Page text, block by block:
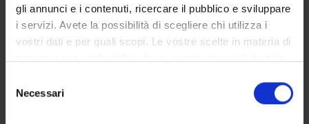
gli annunci e i contenuti, ricercare il pubblico e sviluppare
i servizi. Avete la possibilità di scegliere chi utilizza i
vostri dati e per quali scopi. Le vostre scelte in materia di
modificare o revocare il proprio consenso in qualsiasi
momento dalla Dichiarazione sui cookie o facendo clic
delNecessari
Specializzando
Maffei Francesco
Specializzando
Specializzando